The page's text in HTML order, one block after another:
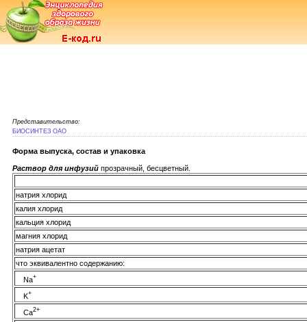
Представительство:
БИОСИНТЕЗ ОАО
Форма выпуска, состав и упаковка
Раствор для инфузий прозрачный, бесцветный.
натрия хлорид
калия хлорид
кальция хлорид
магния хлорид
натрия ацетат
что эквивалентно содержанию:
Na+
K+
Ca2+